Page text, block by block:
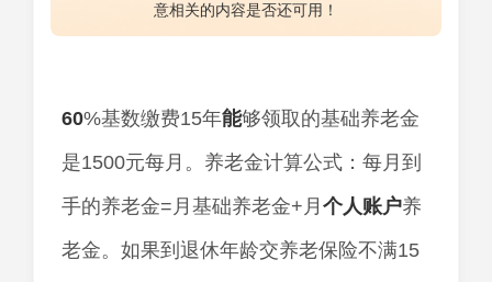
意相关的内容是否还可用！
60%基数缴费15年能够领取的基础养老金
是1500元每月。养老金计算公式：每月到
手的养老金=月基础养老金+月 个人账户养
老金。如果到退休年龄交养老保险不满15